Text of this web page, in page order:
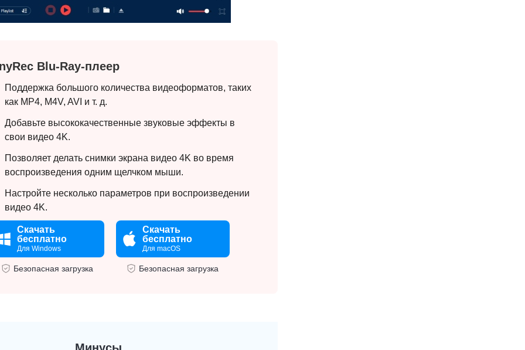
Blu-Ray-плеер
Поддержка большого количества видеоформатов, таких
как MP4, M4V, AVI и т. д.
Добавьте высококачественные звуковые эффекты в
свои видео 4K.
Позволяет делать снимки экрана видео 4K во время
воспроизведения одним щелчком мыши.
Настройте несколько параметров при воспроизведении
видео 4K.
Скачать
бесплатно
Для Windows
Безопасная загрузка
Скачать
бесплатно
Для macOS
Безопасная загрузка